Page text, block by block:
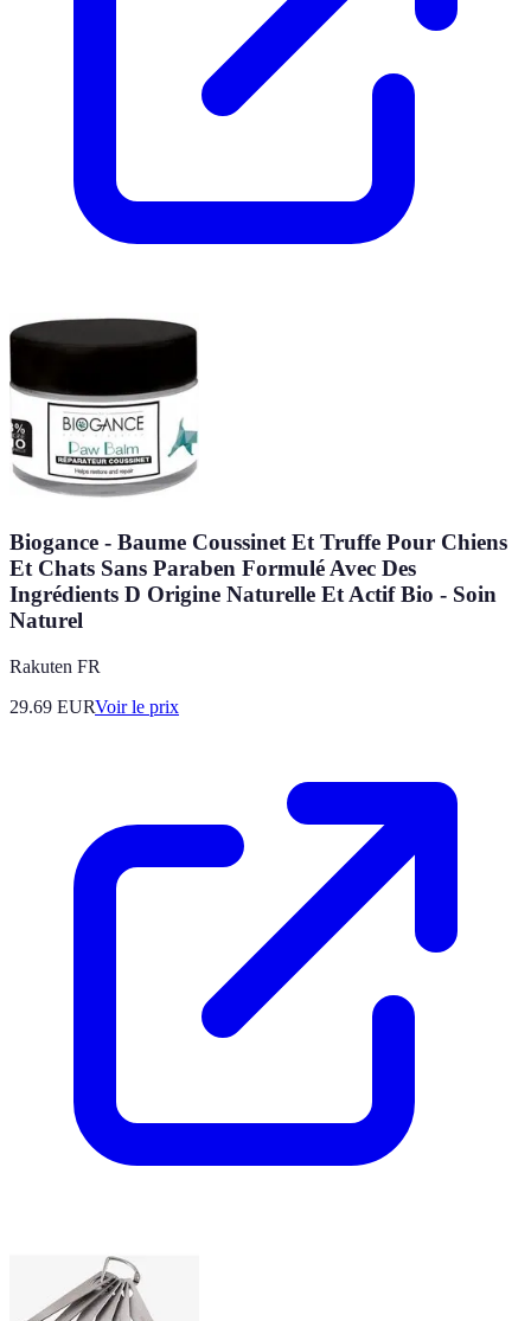
Biogance - Baume Coussinet Et Truffe Pour Chiens
Et Chats Sans Paraben Formulé Avec Des
Ingrédients D Origine Naturelle Et Actif Bio - Soin
Naturel
Rakuten FR
29.69 EURVoir le prix